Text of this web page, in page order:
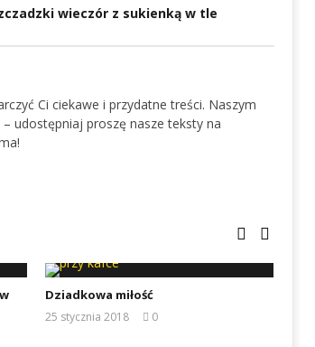
wieczór z sukienką w tle
Ci ciekawe i przydatne treści. Naszym
udostępniaj proszę nasze teksty na
Dziadkowa miłość
25 stycznia 2018
0